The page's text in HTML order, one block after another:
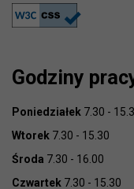
Godziny
Poniedziałek 7.30 -
Wtorek 7.30 - 15.30
Środa 7.30 - 16.00
Czwartek 7.30 - 15.30